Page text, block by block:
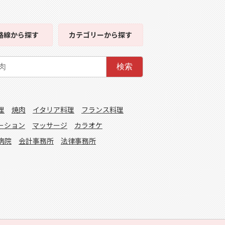
線から探す カテゴリーから探す
検索
焼肉 イタリア料理
フランス料理
ション マッサージ
カラオケ
院 会計事務所 法律事務所